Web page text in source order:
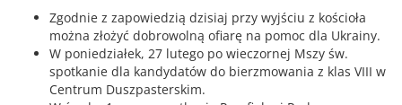
Zgodnie z zapowiedzią dzisiaj przy wyjściu z kościoła
można złożyć dobrowolną ofiarę na pomoc dla Ukrainy.
W poniedziałek, 27 lutego po wieczornej Mszy św.
spotkanie dla kandydatów do bierzmowania z klas VIII w
Centrum Duszpasterskim.